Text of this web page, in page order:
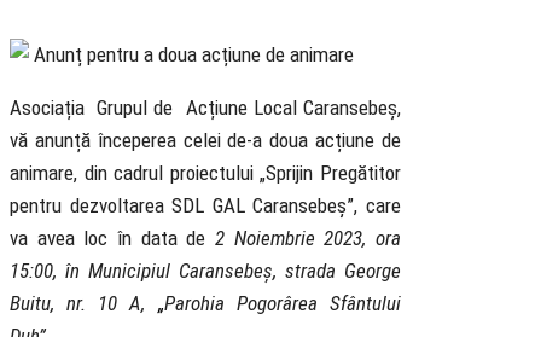
Asociația Grupul de Acțiune Local Caransebeș,
vă anunță începerea celei de-a doua acțiune de
animare, din cadrul proiectului „Sprijin Pregătitor
pentru dezvoltarea SDL GAL Caransebeș”, care
va avea loc în data de 2 Noiembrie 2023, ora
15:00, în Municipiul Caransebeș, strada George
Buitu, nr. 10 A, „Parohia Pogorârea Sfântului